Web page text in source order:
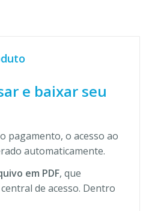
e baixar seu
pagamento, o acesso ao
automaticamente.
em PDF, que
de acesso. Dentro